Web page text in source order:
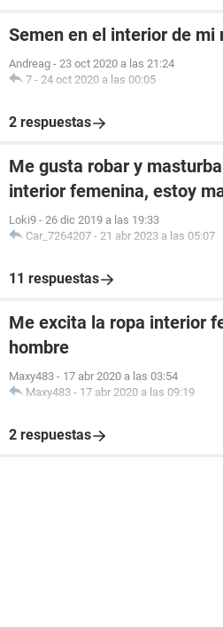
Semen en el interior de mi
Andreag - 23 oct 2020 a las 21:24
7 - 24 oct 2020 a las 00:05
2 respuestas
Me gusta robar y
interior femenina, estoy
Loki9 - 26 dic 2019 a las 19:33
Car_7264207 - 21 abr 2023 a las 05:07
11 respuestas
Me excita la ropa interior
hombre
Maxy483 - 17 abr 2020 a las 03:54
Maxy483 - 17 abr 2020 a las 09:19
2 respuestas